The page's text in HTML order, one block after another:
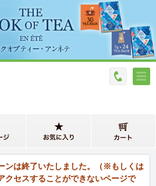
ンは終了いたしました。（※もしくは
クセスすることができないページで